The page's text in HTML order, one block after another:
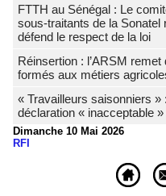
FTTH au Sénégal : Le
sous-traitants de la
défend le respect de la loi
Réinsertion : l’ARSM
formés aux métiers
« Travailleurs saisonniers
déclaration « inacceptable
Dimanche 10 Mai 2026
RFI